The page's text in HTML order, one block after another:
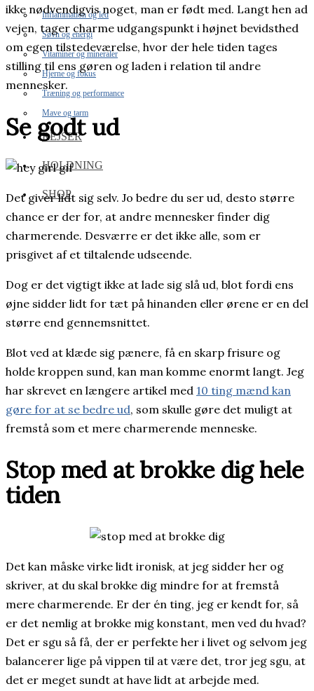
Inflammation og led
Søvn og energi
Vitaminer og mineraler
Hjerne og fokus
Træning og performance
Mave og tarm
REJSER
HOLDNING
SHOP
ikke nødvendigvis noget, man er født med. Langt hen ad
vejen, tager charme udgangspunkt i højnet bevidsthed
om egen tilstedeværelse, hvor der hele tiden tages
stilling til ens gøren og laden i relation til andre
mennesker.
Se godt ud
Det giver lidt sig selv. Jo bedre du ser ud, desto større
chance er der for, at andre mennesker finder dig
charmerende. Desværre er det ikke alle, som er
prisgivet af et tiltalende udseende.
Dog er det vigtigt ikke at lade sig slå ud, blot fordi ens
øjne sidder lidt for tæt på hinanden eller ørene er en del
større end gennemsnittet.
Blot ved at klæde sig pænere, få en skarp frisure og
holde kroppen sund, kan man komme enormt langt. Jeg
har skrevet en længere artikel med 10 ting mænd kan
gøre for at se bedre ud, som skulle gøre det muligt at
fremstå som et mere charmerende menneske.
Stop med at brokke dig hele
tiden
Det kan måske virke lidt ironisk, at jeg sidder her og
skriver, at du skal brokke dig mindre for at fremstå
mere charmerende. Er der én ting, jeg er kendt for, så
er det nemlig at brokke mig konstant, men ved du hvad?
Det er sgu så få, der er perfekte her i livet og selvom jeg
balancerer lige på vippen til at være det, tror jeg sgu, at
det er meget sundt at have lidt at arbejde med.